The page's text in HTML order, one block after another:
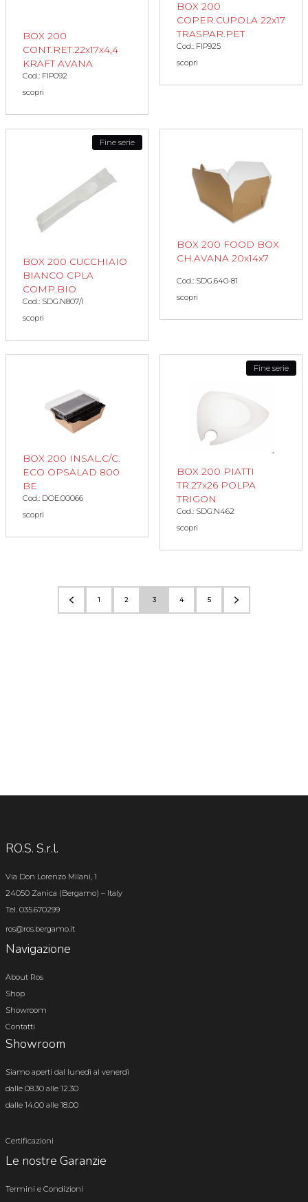
BOX 200
CONT.RET.22x17x4,4
KRAFT AVANA
Cod.: FIP092
scopri
BOX 200
COPER.CUPOLA 22x17
TRASPAR.PET
Cod.: FIP925
scopri
Fine serie
BOX 200 CUCCHIAIO
BIANCO CPLA
COMP.BIO
Cod.: SDG.N807/I
scopri
BOX 200 FOOD BOX
CH.AVANA 20x14x7
Cod.: SDG.640-81
scopri
BOX 200 INSAL.C/C.
ECO OPSALAD 800
BE
Cod.: DOE.00066
scopri
Fine serie
BOX 200 PIATTI
TR.27x26 POLPA
TRIGON
Cod.: SDG.N462
scopri
1 2 3 4 5
RO.S. S.r.l.
Via Don Lorenzo Milani, 1
24050 Zanica (Bergamo) – Italy
Tel. 035.670299
ros@ros.bergamo.it
Navigazione
About Ros
Shop
Showroom
Contatti
Showroom
Siamo aperti dal lunedì al venerdì
dalle 08.30 alle 12.30
dalle 14.00 alle 18.00
Certificazioni
Le nostre Garanzie
Termini e Condizioni